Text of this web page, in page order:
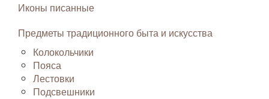
Иконы писанные
Предметы традиционного быта и искусства
Колокольчики
Пояса
Лестовки
Подсвешники